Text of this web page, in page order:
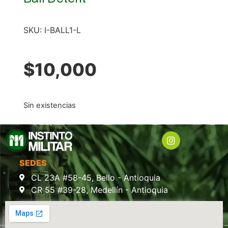
SKU: I-BALL1-L
$10,000
Sin existencias
SEDES
CL 23A #58-45, Bello - Antioquia
CR 55 #39-28, Medellín - Antioquia